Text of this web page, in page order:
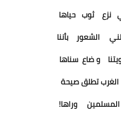
بلوكات سيارات
بلوكات السلالم
بلوكات الأبواب والشبابيك
بلوكات الصرف الصحي
نزع ثوب حياها
الشعور بأننا
و ضاع سناها
تطلق صيحة
وراها!